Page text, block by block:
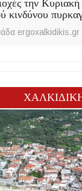
την
κινδύνου
ergoxalkidikis.gr